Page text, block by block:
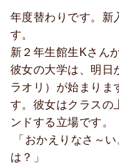
年度替わりです。新
す。
新２年生館生Kさん
彼女の大学は、明日
ラオリ）が始まりま
す。彼女はクラスの
ンドする立場です。
「おかえりなさ～
は？」